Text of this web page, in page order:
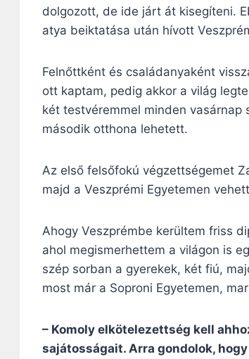
dolgozott, de ide járt át kisegíteni.
atya beiktatása után hívott
Felnőttként és családanyaként
ott kaptam, pedig akkor a világ
két testvéremmel minden vasárnap
második otthona lehetett.
Az első felsőfokú végzettségemet
majd a Veszprémi Egyetemen
Ahogy Veszprémbe kerültem friss
ahol megismerhettem a világon is
szép sorban a gyerekek, két fiú,
most már a Soproni Egyetemen,
– Komoly elkötelezettség kell
sajátosságait. Arra gondolok,